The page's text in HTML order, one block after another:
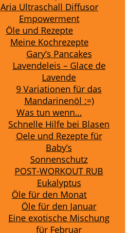
Aria Ultraschall Diffusor
Empowerment
Öle und Rezepte
Meine Kochrezepte
Gary’s Pancakes
Lavendeleis – Glace de
Lavende
9 Variationen für das
Mandarinenöl :=)
Was tun wenn…
Schnelle Hilfe bei Blasen
Oele und Rezepte für
Baby’s
Sonnenschutz
POST-WORKOUT RUB
Eukalyptus
Öle für den Monat
Öle für den Januar
Eine exotische Mischung
für Februar